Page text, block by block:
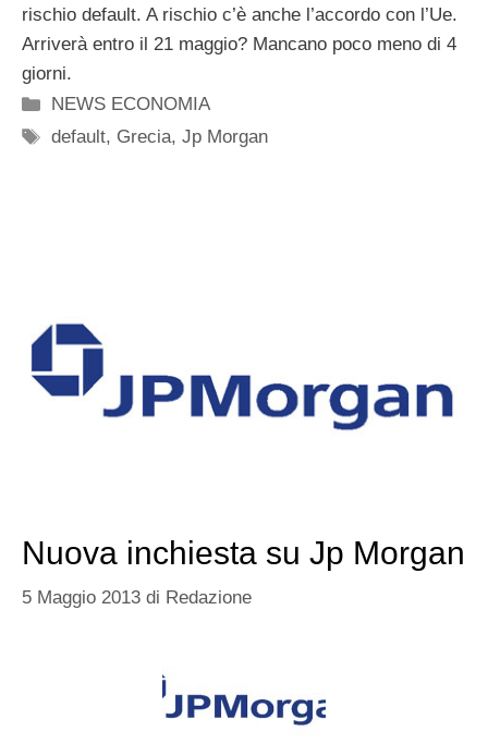
rischio default. A rischio c’è anche l’accordo con l’Ue.
Arriverà entro il 21 maggio? Mancano poco meno di 4
giorni.
Categorie
NEWS ECONOMIA
Tag
default, Grecia,Jp Morgan
Nuova inchiesta su Jp Morgan
5 Maggio 2013 di Redazione